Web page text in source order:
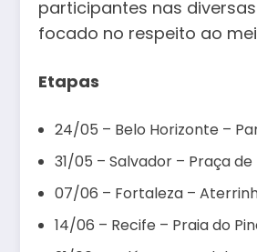
participantes nas
focado no respeito ao
Etapas
24/05 – Belo Horizonte –
31/05 – Salvador – Praça de
07/06 – Fortaleza –
14/06 – Recife – Praia do